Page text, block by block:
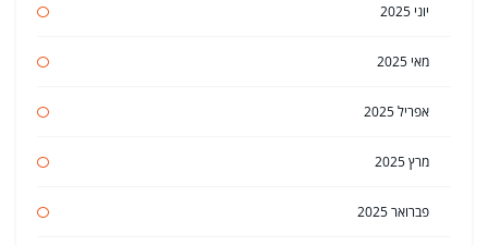
יוני 2025
מאי 2025
אפריל 2025
מרץ 2025
פברואר 2025